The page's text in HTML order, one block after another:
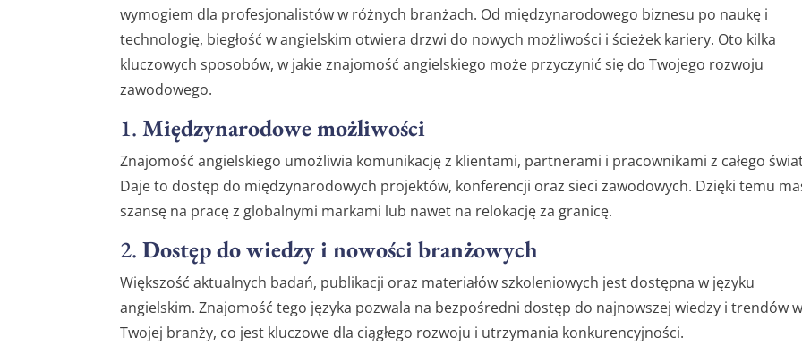
wymogiem dla profesjonalistów w różnych branżach. Od międzynarodowego biznesu po naukę i
technologię, biegłość w angielskim otwiera drzwi do nowych możliwości i ścieżek kariery. Oto kilka
kluczowych sposobów, w jakie znajomość angielskiego może przyczynić się do Twojego rozwoju
zawodowego.
1.Międzynarodowe możliwości
Znajomość angielskiego umożliwia komunikację z klientami, partnerami i pracownikami z całego
Daje to dostęp do międzynarodowych projektów, konferencji oraz sieci zawodowych. Dzięki temu
szansę na pracę z globalnymi markami lub nawet na relokację za granicę.
2.Dostęp do wiedzy i nowości branżowych
Większość aktualnych badań, publikacji oraz materiałów szkoleniowych jest dostępna w języku
angielskim. Znajomość tego języka pozwala na bezpośredni dostęp do najnowszej wiedzy i trendów w
Twojej branży, co jest kluczowe dla ciągłego rozwoju i utrzymania konkurencyjności.